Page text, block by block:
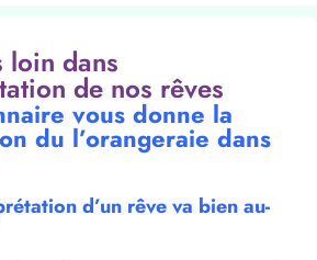
loin dans
de nos rêves
vous donne la
du l’orangeraie dans
d’un rêve va bien au-